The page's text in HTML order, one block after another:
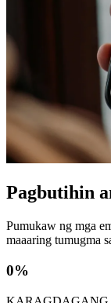
Pagbutihin
Pumukaw ng mga
maaaring tumugma
0%